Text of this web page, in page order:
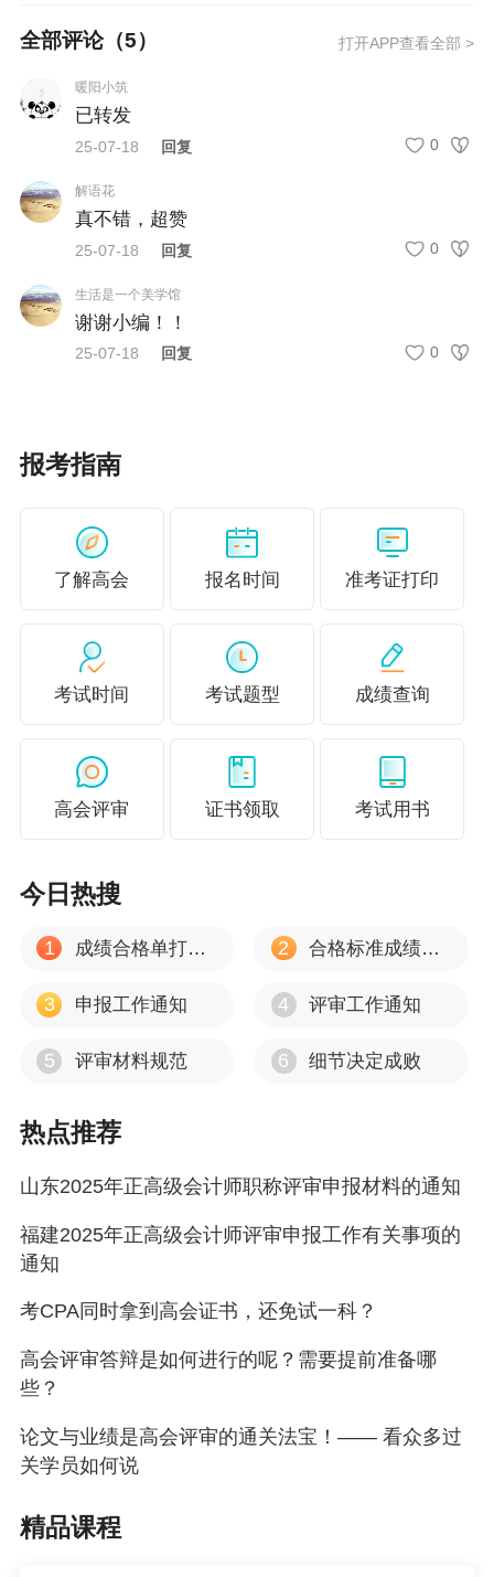
月的柔性引进人才，均可在我区参加职称申报评审。在处
分期或组织处理影响期内、涉嫌违法违纪调查期间、刑事
务员法管理的事业单位工作人员)和离退休人员不得申报。
2.控制推荐数量。除评聘结合专业外，现有任职资格人数达
到或超过相应岗位设置数120%的单位，原则上不再组织申
报，如有退休或调离的可采取退二进一的方式进行申报。
因专业技术人员密集且申报人员业绩突出确需申报的，要
件，按照网上申报系统填报要求，认真如实的填写申报信
一致，并扫描上传清晰的相关电子版材料。非公有制经济
组织的专业技术人员由所在工作单位或者人事代理机构等
报人员要对提交信息的真实性、准确性负责。
4.逐级申报推荐。用人单位要按照公开述职(考核答辩)考核
荐;对确定的推荐人选在单位进行公示;要认真核对申报材
料，确保真实、准确、规范、完整，并协助做好本单位申
机构进行申报的人员履行推荐、审核、公示等程序。公示
权限逐级上报。
(二)开展资格审核。承担资格审核工作的单位要指定专人负
和有关政策,对申报材料逐一进行审核,确保申报材料符合规
前后一致、填报信息和上传附件内容相同、佐证材料完整
有效。对不符合申报条件或不符合申报要求的，要说明存
在的问题并及时退回:对于材料需要补充完善的，要一次性
告知;对弄虚作假、提供不实材料等违规申报的人员，要按
照相关规定及时作出处理。
准备，周密部署，认真负责做好今年的职称评审工作。
(一)准确把握退休年龄。评聘结合专业申报人员退休年龄截
年龄截止时间为2025年6月30日:
全部评论（5） 打开APP查看全部 >
暖阳小筑
已转发
25-07-18 回复 0
解语花
真不错，超赞
25-07-18 回复 0
生活是一个美学馆
谢谢小编！！
25-07-18 回复 0
报考指南
了解高会 报名时间 准考证打印
考试时间 考试题型 成绩查询
高会评审 证书领取 考试用书
今日热搜
1 成绩合格单打印流程 2 合格标准成绩有效期
3 申报工作通知 4 评审工作通知
5 评审材料规范 6 细节决定成败
热点推荐
山东2025年正高级会计师职称评审申报材料的通知
福建2025年正高级会计师评审申报工作有关事项的
通知
考CPA同时拿到高会证书，还免试一科？
高会评审答辩是如何进行的呢？需要提前准备哪
些？
论文与业绩是高会评审的通关法宝！—— 看众多过
关学员如何说
精品课程